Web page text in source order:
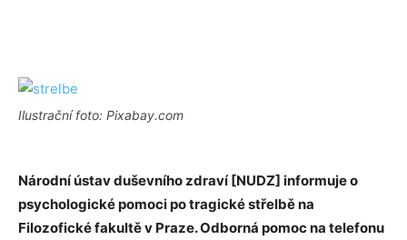
Ilustrační foto: Pixabay.com
Národní ústav duševního zdraví [NUDZ] informuje o
psychologické pomoci po tragické střelbě na
Filozofické fakultě v Praze. Odborná pomoc na telefonu